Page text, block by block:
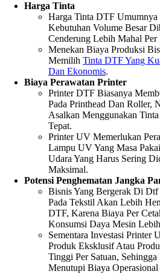
Harga Tinta
Harga Tinta DTF
Kebutuhan Volume Besar
Cenderung Lebih Mahal
Menekan Biaya Produksi
Memilih Tinta DTF Yang
Dan Ekonomis.
Biaya Perawatan Printer
Printer DTF Biasanya
Pada Printhead Dan Roller,
Asalkan Menggunakan
Tepat.
Printer UV Memerlukan
Lampu UV Yang Masa
Udara Yang Harus Sering
Maksimal.
Potensi Penghematan Jangka
Bisnis Yang Bergerak Di
Pada Tekstil Akan Lebih
DTF, Karena Biaya Per
Konsumsi Daya Mesin
Sementara Investasi Printer
Produk Eksklusif Atau
Tinggi Per Satuan,
Menutupi Biaya Operasional